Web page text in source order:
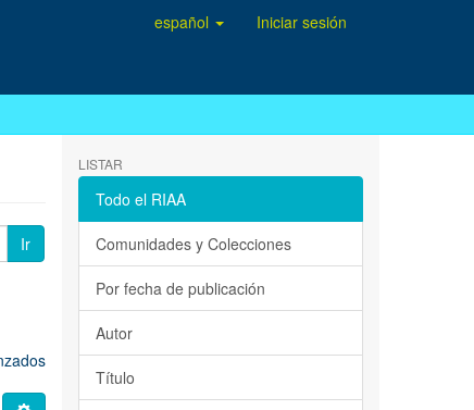
español Iniciar sesión
Ir
LISTAR
Todo el RIAA
Comunidades y Colecciones
Por fecha de publicación
Autor
Título